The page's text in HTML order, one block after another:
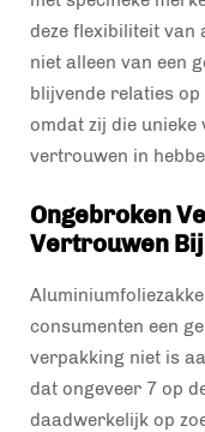
deze flexibiliteit van
niet alleen van een
blijvende relaties
omdat zij die unieke
vertrouwen in
Ongebroken
Vertrouwen
consumenten een
verpakking niet is
dat ongeveer 7 op
daadwerkelijk op